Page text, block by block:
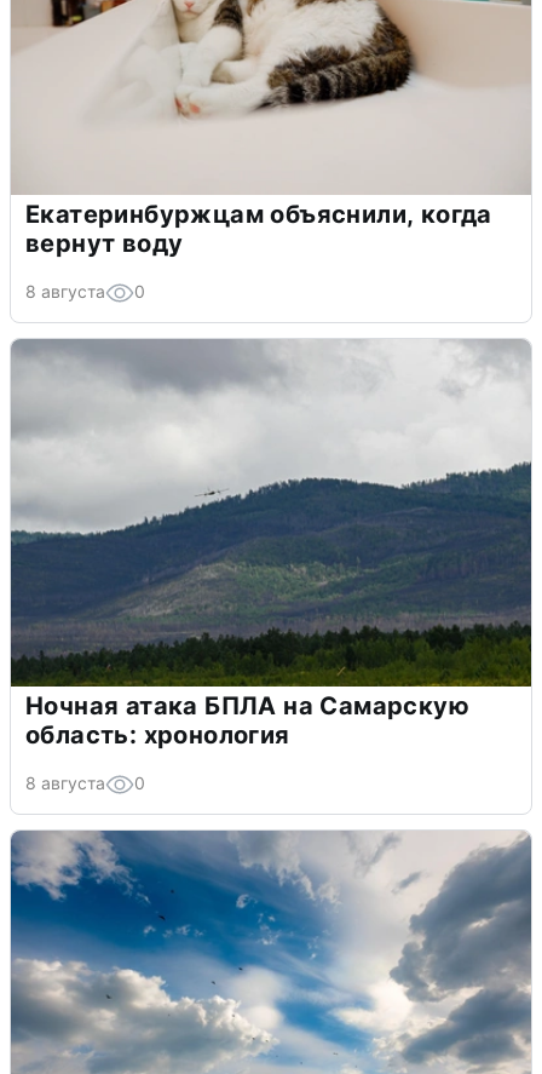
Екатеринбуржцам объяснили, когда
вернут воду
8 августа 0
Ночная атака БПЛА на Самарскую
область: хронология
8 августа 0